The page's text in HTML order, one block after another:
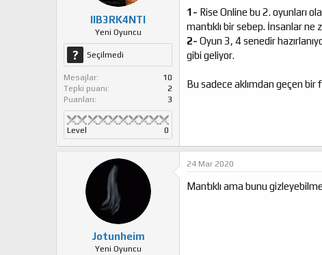
a
t
a
r
i
i
IIB3RK4NTI
Yeni Oyuncu
Seçilmedi
Mesajlar
10
Tepki puanı
2
Puanları
3
Level 0
1- Rise Online bu 2. oyunları
mantıklı bir sebep. İnsanlar ne
2- Oyun 3, 4 senedir
gibi geliyor.
Bu sadece aklımdan geçen bir
Jotunheim
Yeni Oyuncu
24 Mar 2020
Mantıklı ama bunu